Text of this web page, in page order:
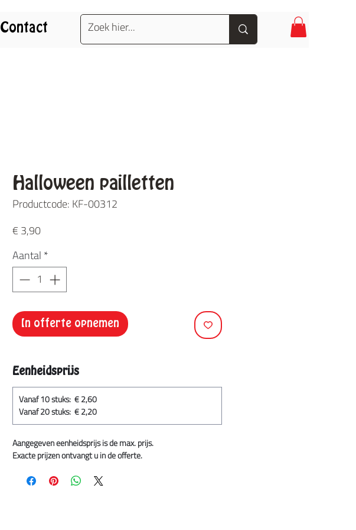
Contact
Halloween pailletten
Productcode: KF-00312
€ 3,90Prijs
Aantal*
In offerte opnemen
Eenheidsprijs
Vanaf 10 stuks: € 2,60
Vanaf 20 stuks: € 2,20
Aangegeven eenheidsprijs is de max. prijs.
Exacte prijzen ontvangt u in de offerte.